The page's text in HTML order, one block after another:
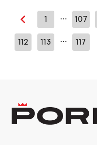
Edellinen sivu
1 … 107
112 113 … 117